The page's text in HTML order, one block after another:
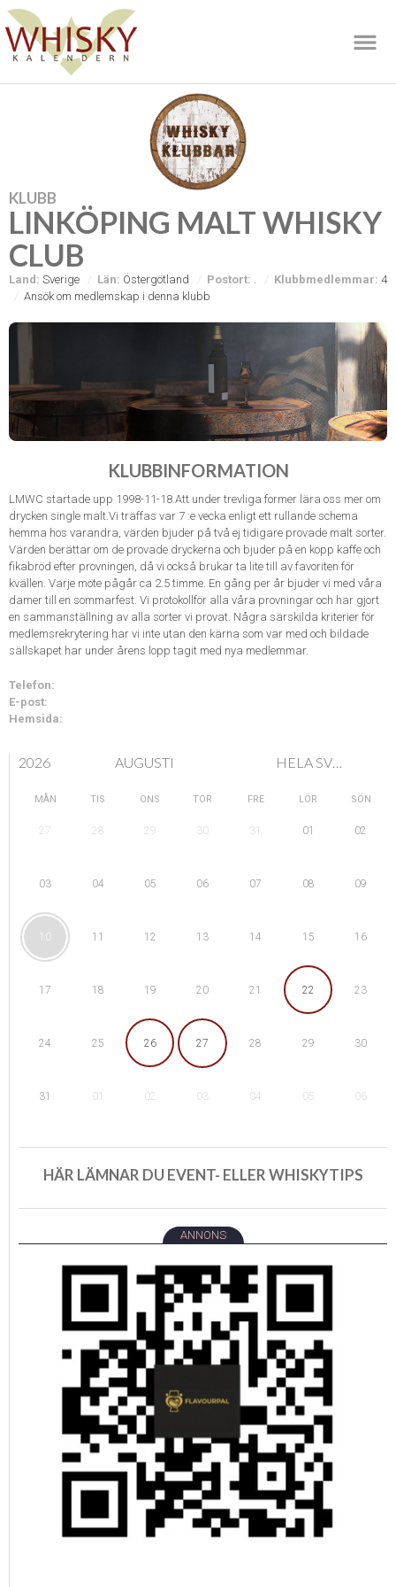
KLUBB
LINKÖPING MALT WHISKY
CLUB
Land: Sverige Län: Östergötland Postort: . Klubbmedlemmar: 4
Ansök om medlemskap i denna klubb
KLUBBINFORMATION
LMWC startade upp 1998-11-18.Att under trevliga former lära oss mer om
drycken single malt.Vi träffas var 7 :e vecka enligt ett rullande schema
hemma hos varandra, värden bjuder på två ej tidigare provade malt sorter.
Värden berättar om de provade dryckerna och bjuder på en kopp kaffe och
fikabröd efter provningen, då vi också brukar ta lite till av favoriten för
kvällen. Varje möte pågår ca 2.5 timme. En gång per år bjuder vi med våra
damer till en sommarfest. Vi protokollför alla våra provningar och har gjort
en sammanställning av alla sorter vi provat. Några särskilda kriterier för
medlemsrekrytering har vi inte utan den kärna som var med och bildade
sällskapet har under årens lopp tagit med nya medlemmar.
Telefon:
E-post:
Hemsida:
2026 AUGUSTI HELA SVERIGE
MÅN TIS ONS TOR FRE LÖR SÖN
27 28 29 30 31 01 02
03 04 05 06 07 08 09
10 11 12 13 14 15 16
17 18 19 20 21 22 23
24 25 26 27 28 29 30
31 01 02 03 04 05 06
HÄR LÄMNAR DU EVENT- ELLER WHISKYTIPS
ANNONS